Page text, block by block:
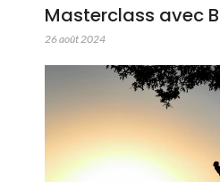
Masterclass avec
26 août 2024